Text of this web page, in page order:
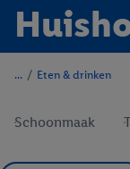
/ Eten & drinken
Schoonmaak